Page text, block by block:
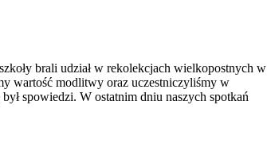
brali udział w rekolekcjach wielkopostnych w
wartość modlitwy oraz uczestniczyliśmy w
spowiedzi. W ostatnim dniu naszych spotkań